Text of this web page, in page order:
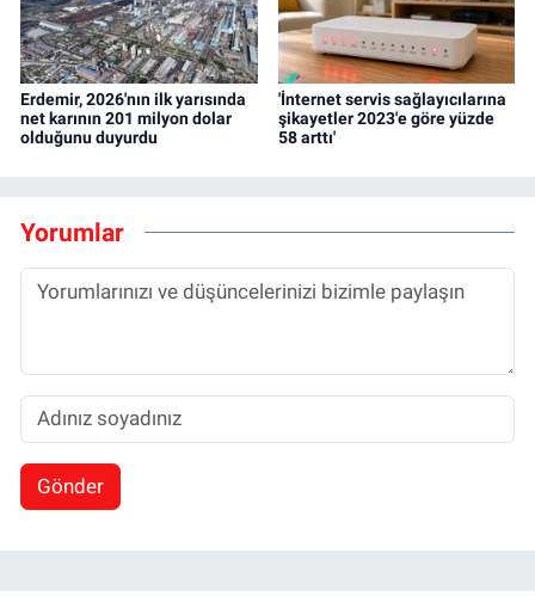
Erdemir, 2026'nın ilk yarısında
net karının 201 milyon dolar
olduğunu duyurdu
'İnternet servis sağlayıcılarına
şikayetler 2023'e göre yüzde
58 arttı'
Yorumlar
Gönder